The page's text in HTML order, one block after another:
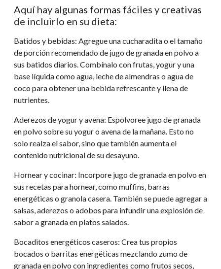
Aquí hay algunas formas fáciles y creativas
de incluirlo en su dieta:
Batidos y bebidas: Agregue una cucharadita o el tamaño
de porción recomendado de jugo de granada en polvo a
sus batidos diarios. Combínalo con frutas, yogur y una
base líquida como agua, leche de almendras o agua de
coco para obtener una bebida refrescante y llena de
nutrientes.
Aderezos de yogur y avena: Espolvoree jugo de granada
en polvo sobre su yogur o avena de la mañana. Esto no
solo realza el sabor, sino que también aumenta el
contenido nutricional de su desayuno.
Hornear y cocinar: Incorpore jugo de granada en polvo en
sus recetas para hornear, como muffins, barras
energéticas o granola casera. También se puede agregar a
salsas, aderezos o adobos para infundir una explosión de
sabor a granada en platos salados.
Bocaditos energéticos caseros: Crea tus propios
bocados o barritas energéticas mezclando zumo de
granada en polvo con ingredientes como frutos secos,